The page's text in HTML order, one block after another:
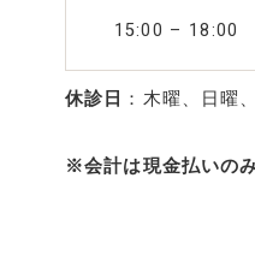
15:00 – 18:00
休診日 ：木曜、日曜
※会計は現金払いの